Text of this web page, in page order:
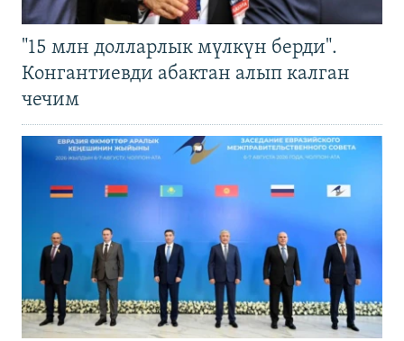
"15 млн долларлык мүлкүн берди".
Конгантиевди абактан алып калган
чечим